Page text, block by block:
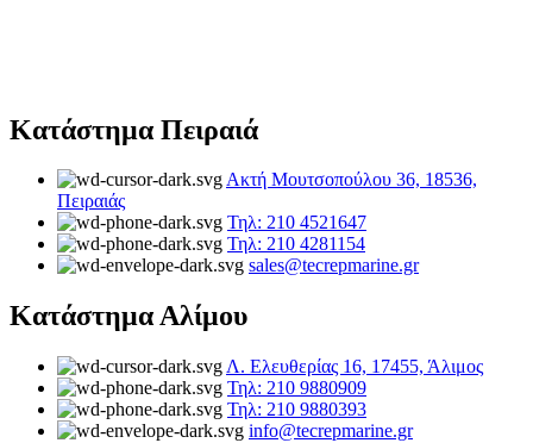
Κατάστημα Πειραιά
Ακτή Μουτσοπούλου 36, 18536,
Πειραιάς
Τηλ: 210 4521647
Τηλ: 210 4281154
sales@tecrepmarine.gr
Κατάστημα Αλίμου
Λ. Ελευθερίας 16, 17455, Άλιμος
Τηλ: 210 9880909
Τηλ: 210 9880393
info@tecrepmarine.gr